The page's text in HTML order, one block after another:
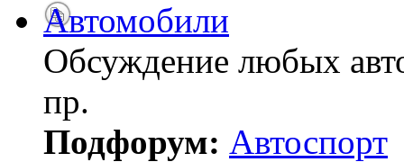
Автомобили
Обсуждение любых
пр.
Подфорум: Автоспорт